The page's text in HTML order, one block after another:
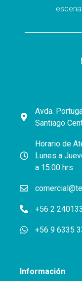
Avda.
Santiago
Horario de
Lunes a
a 15:00 hrs
+56 2
+56 9 6335
Información